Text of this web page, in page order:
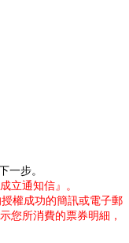
一步。
立通知信』。
權成功的簡訊或電子郵
您所消費的票券明細，